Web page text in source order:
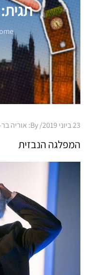
Posted
23 ביוני 2019 By: אוריה
המפלגה הנבזית